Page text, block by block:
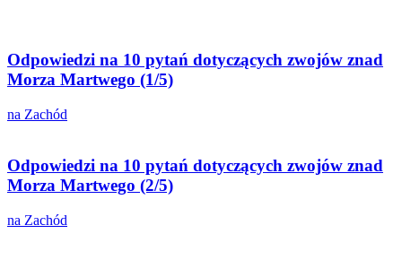
Odpowiedzi na 10 pytań dotyczących zwojów znad
Morza Martwego (1/5)
na Zachód
Odpowiedzi na 10 pytań dotyczących zwojów znad
Morza Martwego (2/5)
na Zachód